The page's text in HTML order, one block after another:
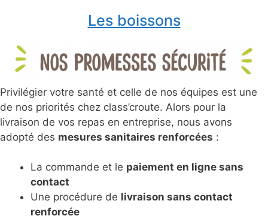
Les boissons
Privilégier votre santé et celle de nos équipes est une
de nos priorités chez class’croute. Alors pour la
livraison de vos repas en entreprise, nous avons
adopté des mesures sanitaires renforcées :
La commande et le paiement en ligne sans
contact
Une procédure de livraison sans contact
renforcée